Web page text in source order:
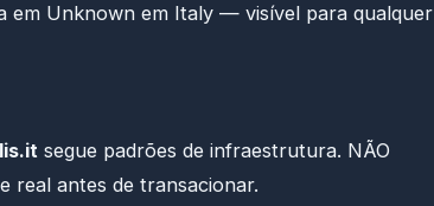
em Unknown em Italy — visível para qualquer
segue padrões de infraestrutura. NÃO
real antes de transacionar.